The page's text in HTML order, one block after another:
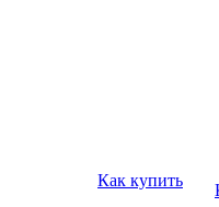
Как купить